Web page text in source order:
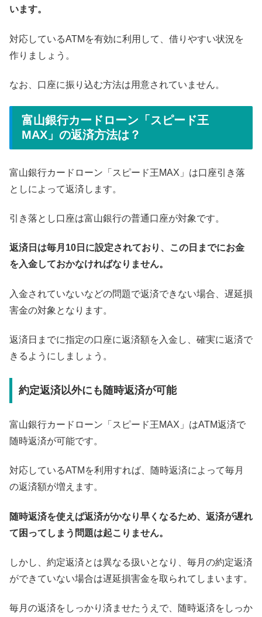
います。
対応しているATMを有効に利用して、借りやすい状況を
作りましょう。
なお、口座に振り込む方法は用意されていません。
富山銀行カードローン「スピード王
MAX」の返済方法は？
富山銀行カードローン「スピード王MAX」は口座引き落
としによって返済します。
引き落とし口座は富山銀行の普通口座が対象です。
返済日は毎月10日に設定されており、この日までにお金
を入金しておかなければなりません。
入金されていないなどの問題で返済できない場合、遅延損
害金の対象となります。
返済日までに指定の口座に返済額を入金し、確実に返済で
きるようにしましょう。
約定返済以外にも随時返済が可能
富山銀行カードローン「スピード王MAX」はATM返済で
随時返済が可能です。
対応しているATMを利用すれば、随時返済によって毎月
の返済額が増えます。
随時返済を使えば返済がかなり早くなるため、返済が遅れ
て困ってしまう問題は起こりません。
しかし、約定返済とは異なる扱いとなり、毎月の約定返済
ができていない場合は遅延損害金を取られてしまいます。
毎月の返済をしっかり済ませたうえで、随時返済をしっか